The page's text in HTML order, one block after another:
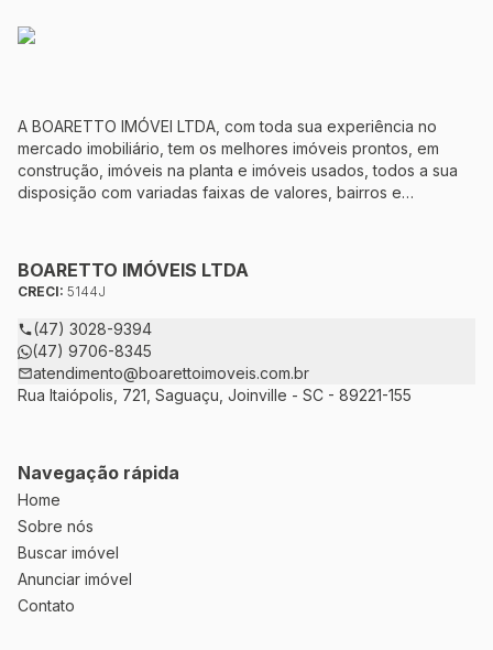
A BOARETTO IMÓVEI LTDA, com toda sua experiência no
mercado imobiliário, tem os melhores imóveis prontos, em
construção, imóveis na planta e imóveis usados, todos a sua
disposição com variadas faixas de valores, bairros e
ao CRECI-5144J – estarão sempre prontos para responder-lhe
todas as suas dúvidas sobre casas, apartamentos, terrenos,
salas comerciais e outros produtos imobiliários.
BOARETTO IMÓVEIS LTDA
CRECI: 5144J
(47) 3028-9394
(47) 9706-8345
atendimento@boarettoimoveis.com.br
Rua Itaiópolis, 721, Saguaçu, Joinville - SC - 89221-155
Navegação rápida
Home
Sobre nós
Buscar imóvel
Anunciar imóvel
Contato